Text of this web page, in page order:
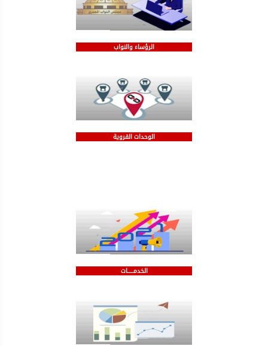
الرؤساء والنواب
الوحدات القروية
الخدمـــــات